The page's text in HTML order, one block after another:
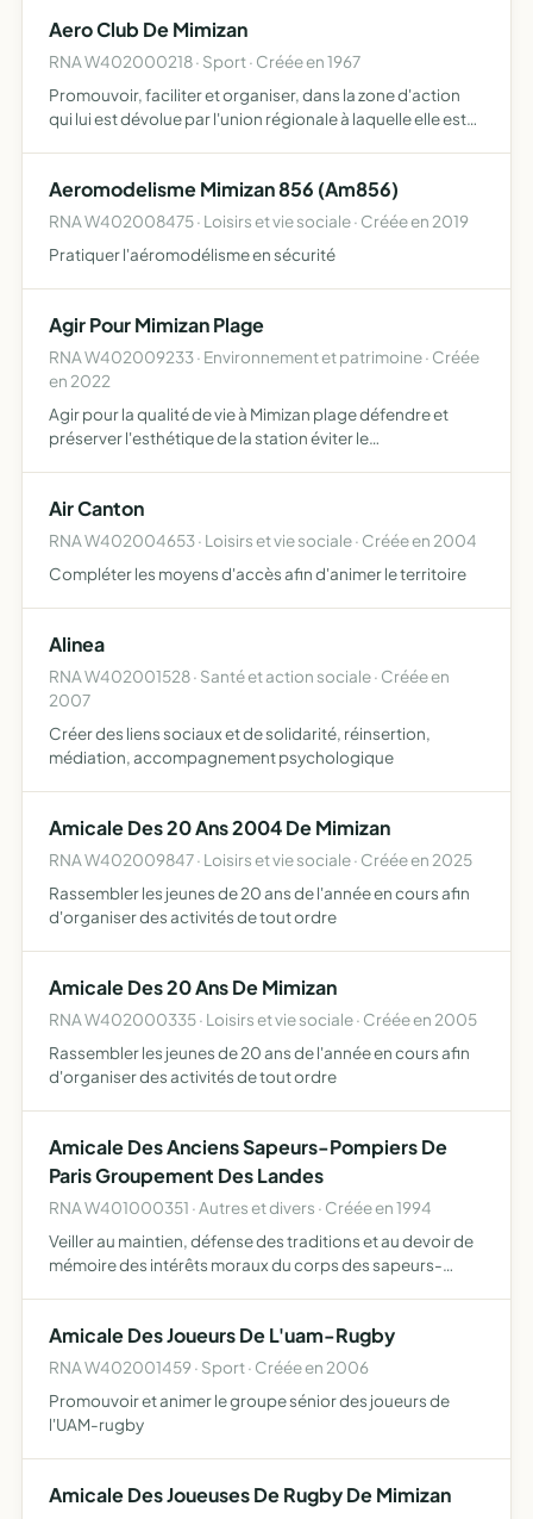
Aero Club De Mimizan
RNA W402000218 · Sport · Créée en 1967
Promouvoir, faciliter et organiser, dans la zone d'action
qui lui est dévolue par l'union régionale à laquelle elle est
Aeromodelisme Mimizan 856 (Am856)
RNA W402008475 · Loisirs et vie sociale · Créée en 2019
Pratiquer l'aéromodélisme en sécurité
Agir Pour Mimizan Plage
RNA W402009233 · Environnement et patrimoine · Créée
en 2022
Agir pour la qualité de vie à Mimizan plage défendre et
préserver l'esthétique de la station éviter le
Air Canton
RNA W402004653 · Loisirs et vie sociale · Créée en 2004
Compléter les moyens d'accès afin d'animer le territoire
Alinea
RNA W402001528 · Santé et action sociale · Créée en
2007
Créer des liens sociaux et de solidarité, réinsertion,
médiation, accompagnement psychologique
Amicale Des 20 Ans 2004 De Mimizan
RNA W402009847 · Loisirs et vie sociale · Créée en 2025
Rassembler les jeunes de 20 ans de l'année en cours afin
d'organiser des activités de tout ordre
Amicale Des 20 Ans De Mimizan
RNA W402000335 · Loisirs et vie sociale · Créée en 2005
Rassembler les jeunes de 20 ans de l'année en cours afin
d'organiser des activités de tout ordre
Amicale Des Anciens Sapeurs-Pompiers De
Paris Groupement Des Landes
RNA W401000351 · Autres et divers · Créée en 1994
Veiller au maintien, défense des traditions et au devoir de
mémoire des intérêts moraux du corps des sapeurs-
trouv…
Amicale Des Joueurs De L'uam-Rugby
RNA W402001459 · Sport · Créée en 2006
Promouvoir et animer le groupe sénior des joueurs de
l'UAM-rugby
Amicale Des Joueuses De Rugby De Mimizan